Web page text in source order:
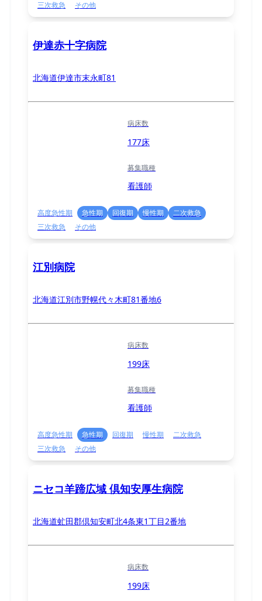
三次救急 その他
伊達赤十字病院
北海道伊達市末永町81
病床数
177床
募集職種
看護師
高度急性期 急性期 回復期 慢性期
二次救急
三次救急
その他
江別病院
北海道江別市野幌代々木町81番地6
病床数
199床
募集職種
看護師
高度急性期 急性期 回復期 慢性期
二次救急
三次救急
その他
ニセコ羊蹄広域 倶知安厚生病院
北海道虻田郡倶知安町北4条東1丁目2番地
病床数
199床